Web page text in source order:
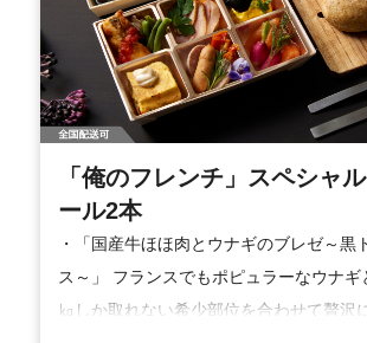
「俺のフレンチ」スペシャ
ール2本
・「国産牛ほほ肉とウナギのブレゼ～黒
ス～」 フランスでもポピュラーなウナギ
㎏しか取れない希少部位を合わせて贅沢